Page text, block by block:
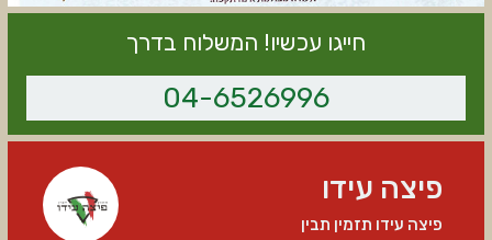
חייגו עכשיו! המשלוח בדרך
04-6526996
פיצה עידו
פיצה עידו תזמין תבין